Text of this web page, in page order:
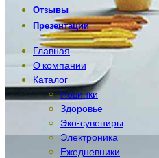
Отзывы
Презентации
Главная
О компании
Каталог
Новинки
Здоровье
Эко-сувениры
Электроника
Ежедневники